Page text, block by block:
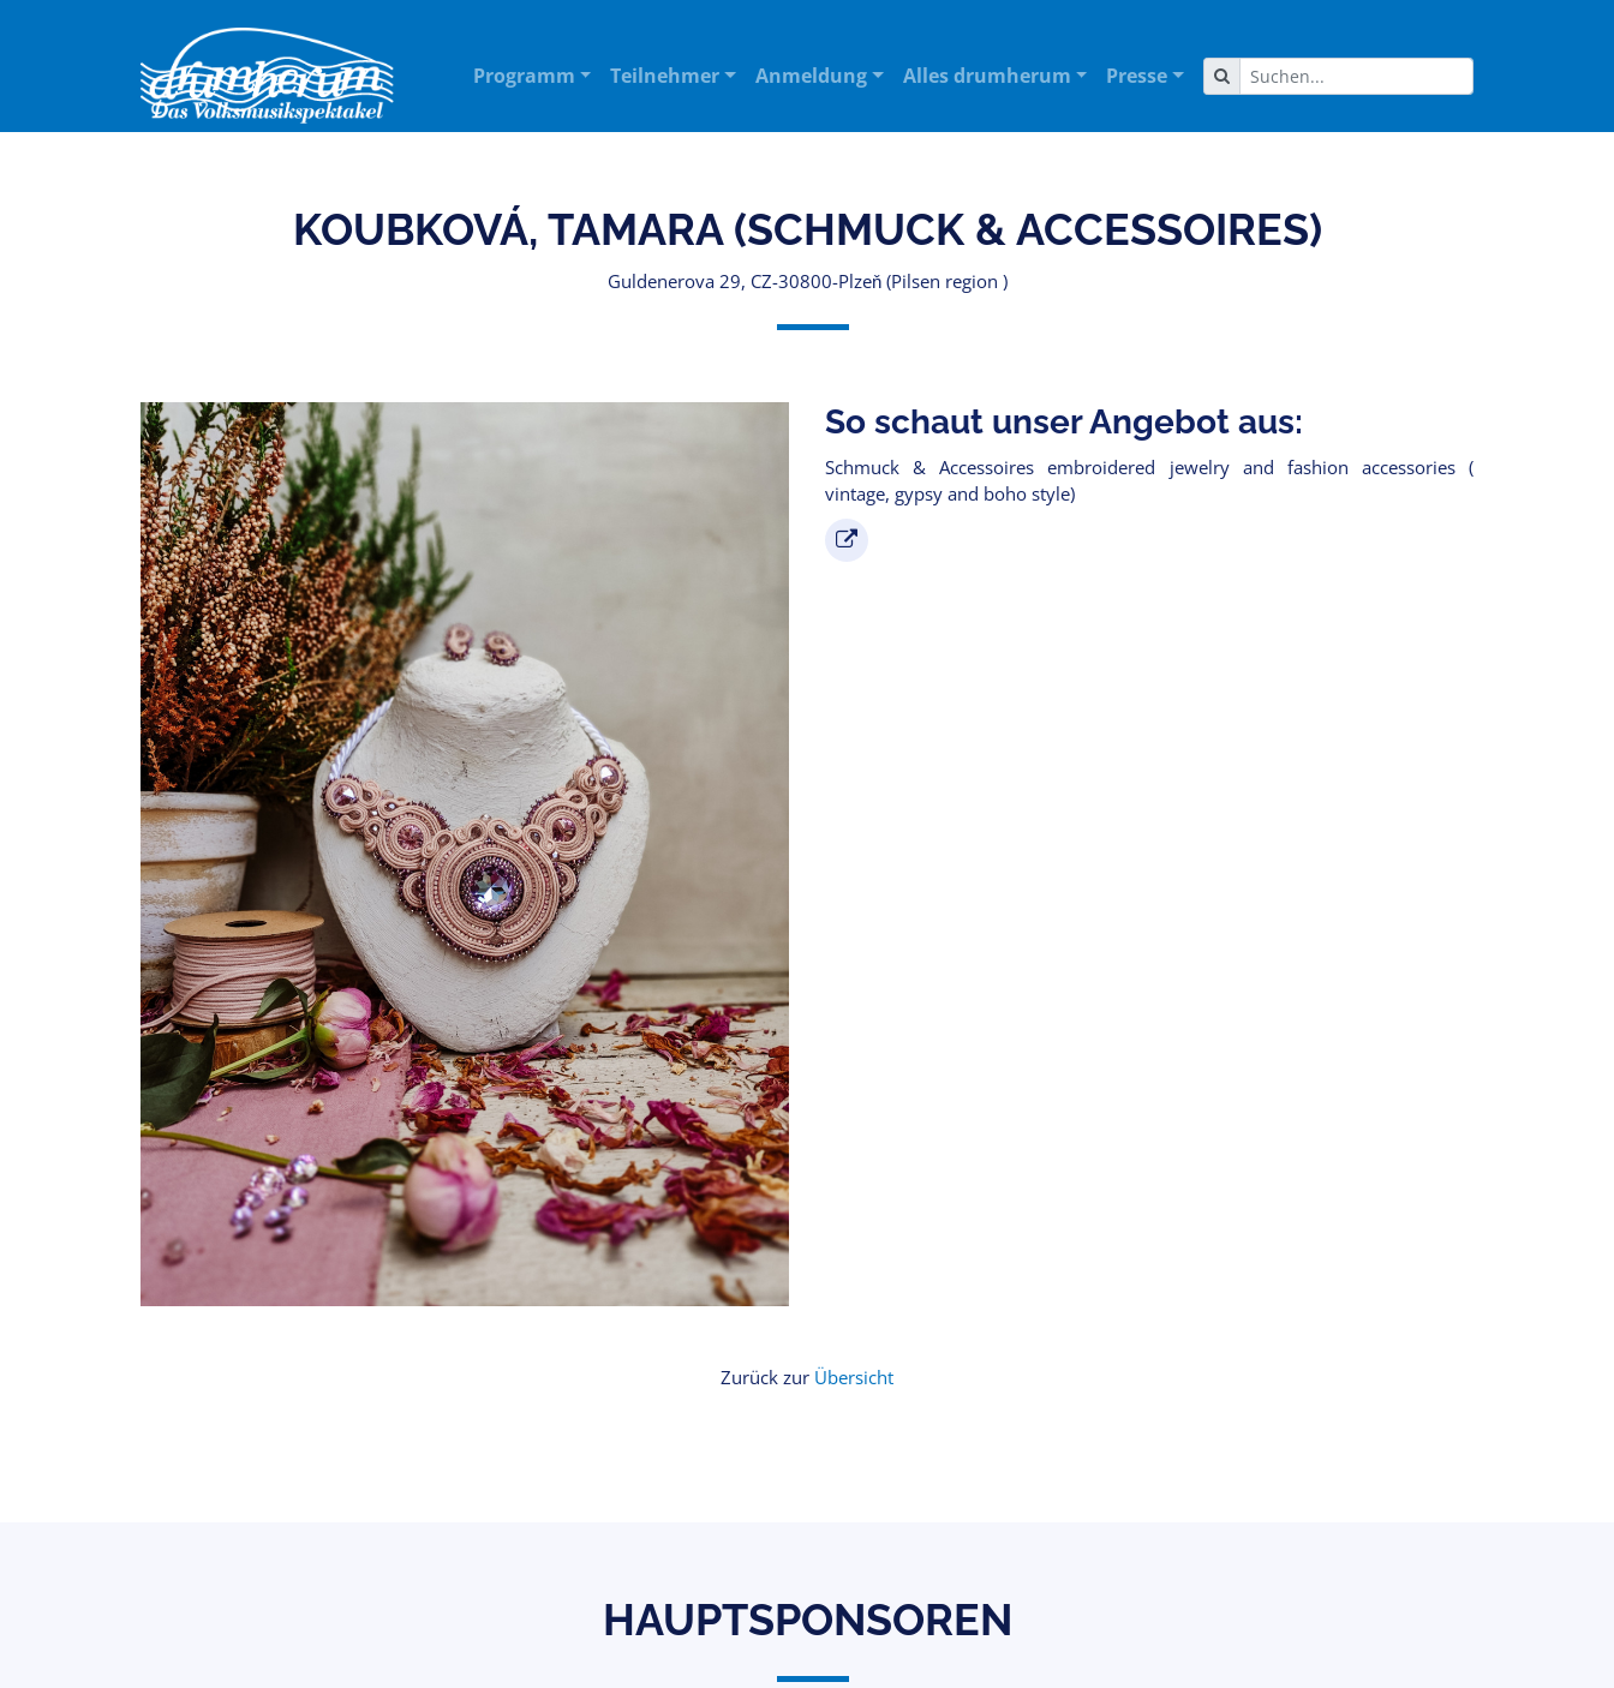
Programm Teilnehmer Anmeldung Alles drumherum Presse
KOUBKOVÁ, TAMARA (SCHMUCK & ACCESSOIRES)
Guldenerova 29, CZ-30800-Plzeň (Pilsen region )
So schaut unser Angebot aus:
Schmuck & Accessoires embroidered jewelry and fashion accessories (
vintage, gypsy and boho style)
Zurück zur Übersicht
HAUPTSPONSOREN